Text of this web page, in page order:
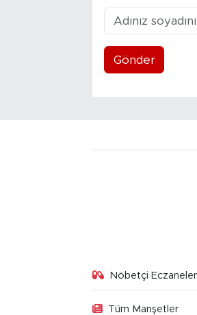
Gönder
Nöbetçi Eczaneler
Tüm Manşetler